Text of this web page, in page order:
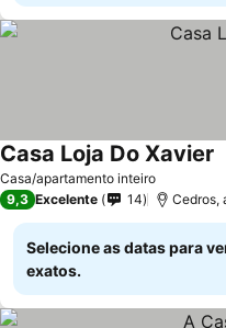
Casa/apartamento inteiro
Casa Loja Do Xavier
9,3 Excelente 14 Cedros,
Selecione as datas para
exatos.